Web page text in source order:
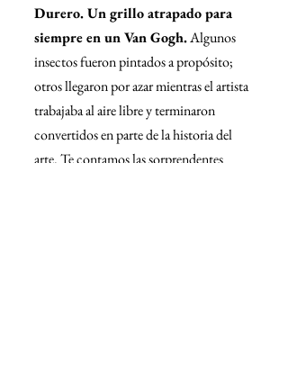
Durero. Un grillo atrapado para
siempre en un Van Gogh. Algunos
insectos fueron pintados a propósito;
otros llegaron por azar mientras el artista
trabajaba al aire libre y terminaron
convertidos en parte de la historia del
arte. Te contamos las sorprendentes